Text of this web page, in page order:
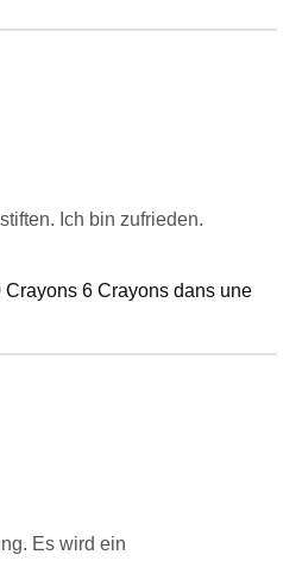
Ich bin zufrieden.
6 Crayons dans une
Es wird ein